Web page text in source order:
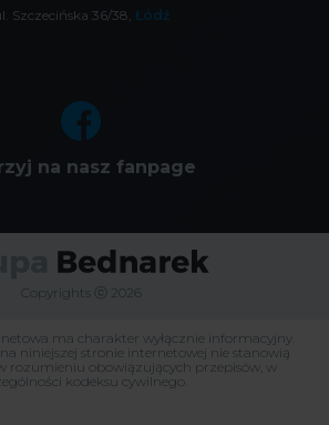
Szczecińska 36/38, Łódź
na nasz fanpage
Copyrights ⓒ 2026
ma charakter wyłącznie informacyjny.
niniejszej stronie internetowej nie stanowią
rozumieniu obowiązujących przepisów, w
kodeksu cywilnego.